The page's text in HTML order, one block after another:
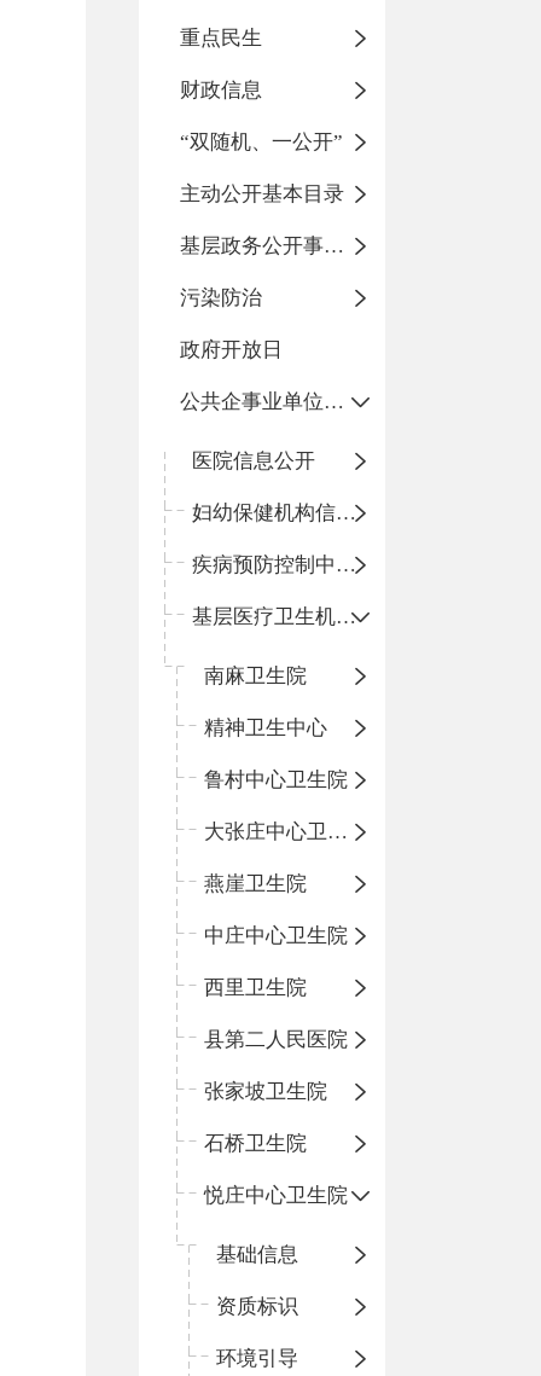
重点民生
财政信息
“双随机、一公开”
主动公开基本目录
基层政务公开事项标准目录
污染防治
政府开放日
公共企事业单位信息公开
医院信息公开
妇幼保健机构信息公开
疾病预防控制中心信息公开
基层医疗卫生机构信息公开
南麻卫生院
精神卫生中心
鲁村中心卫生院
大张庄中心卫生院
燕崖卫生院
中庄中心卫生院
西里卫生院
县第二人民医院
张家坡卫生院
石桥卫生院
悦庄中心卫生院
基础信息
资质标识
环境引导